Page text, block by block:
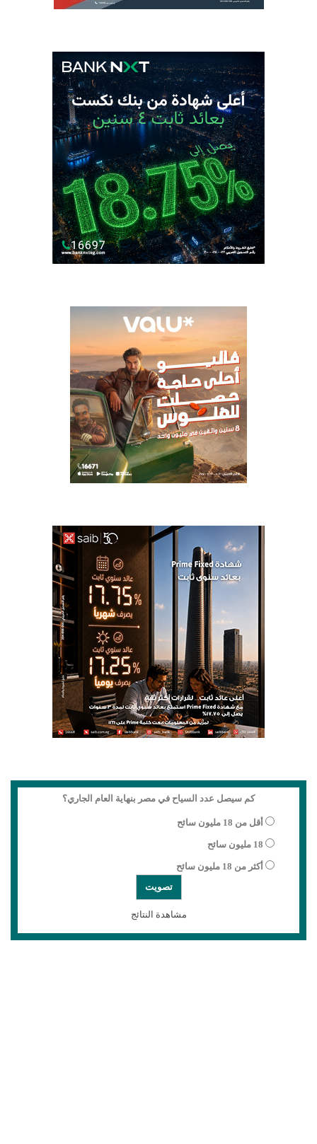
كم سيصل عدد السياح في مصر بنهاية العام الجاري؟
أقل من 18 مليون سائح
18 مليون سائح
أكثر من 18 مليون سائح
مشاهدة النتائج